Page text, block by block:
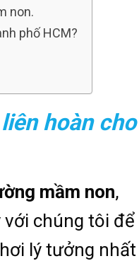
non.
phố HCM?
hoàn cho
mầm non,
với chúng tôi để
lý tưởng nhất